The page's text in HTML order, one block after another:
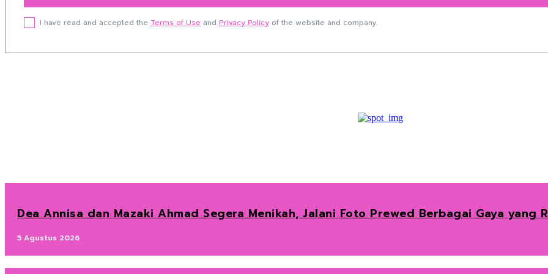
I have read and accepted the Terms of Use and Privacy Policy of the website and company.
Dea Annisa dan Mazaki Ahmad Segera Menikah, Jalani Foto Prewed Berbagai Gaya yang
5 Agustus 2026